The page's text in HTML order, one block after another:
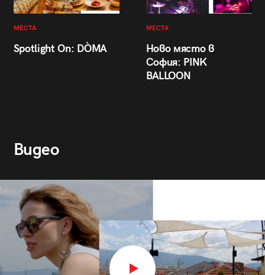
МЕСТА
Spotlight On: DÒMA
МЕСТА
Ново място в
София: PINK
BALLOON
Видео